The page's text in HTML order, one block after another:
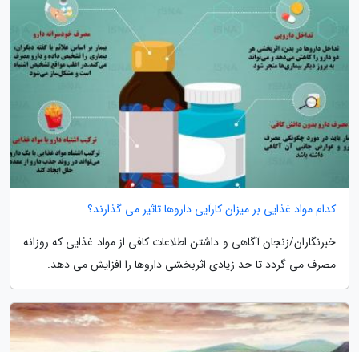
کدام مواد غذایی بر میزان کارآیی داروها تاثیر می گذارند؟
خبرنگاران/زنجان آگاهی و داشتن اطلاعات کافی از مواد غذایی که روزانه
مصرف می گردد تا حد زیادی اثربخشی داروها را افزایش می دهد.